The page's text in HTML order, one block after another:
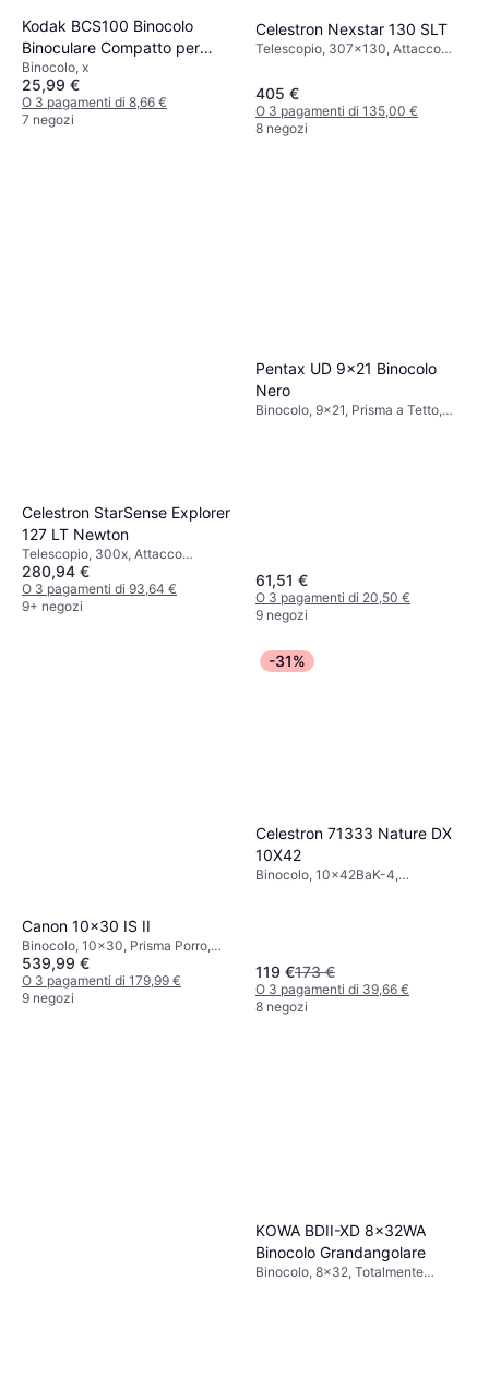
Kodak BCS100 Binocolo
Binoculare Compatto per
Bambini Gomma Morbida
Ingrandimento 8X Cinghia e
Copertura di Trasporto
Binocolo, x
25,99 €
O 3 pagamenti di 8,66 €
7 negozi
Celestron Nexstar 130 SLT
Telescopio, 307x130, Attacco
405 €
O 3 pagamenti di 135,00 €
8 negozi
Celestron StarSense Explorer
127 LT Newton
Telescopio, 300x, Attacco
treppiede
280,94 €
O 3 pagamenti di 93,64 €
9+ negozi
Pentax UD 9x21 Binocolo
Nero
Binocolo, 9x21, Prisma a Tetto,
61,51 €
O 3 pagamenti di 20,50 €
9 negozi
Canon 10x30 IS II
Binocolo, 10x30, Prisma Porro,
Stabilizzatore d'immagine
539,99 €
O 3 pagamenti di 179,99 €
9 negozi
-31%
Celestron 71333 Nature DX
10X42
Binocolo, 10x42BaK-4,
119 €173 €
O 3 pagamenti di 39,66 €
8 negozi
KOWA BDII-XD 8x32WA
Binocolo Grandangolare
Binocolo, 8x32, Totalmente